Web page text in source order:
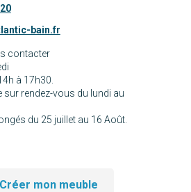
bain.fr
contacter
à 17h30.
sur rendez-vous du lundi au
du 25 juillet au 16 Août.
Créer mon meuble